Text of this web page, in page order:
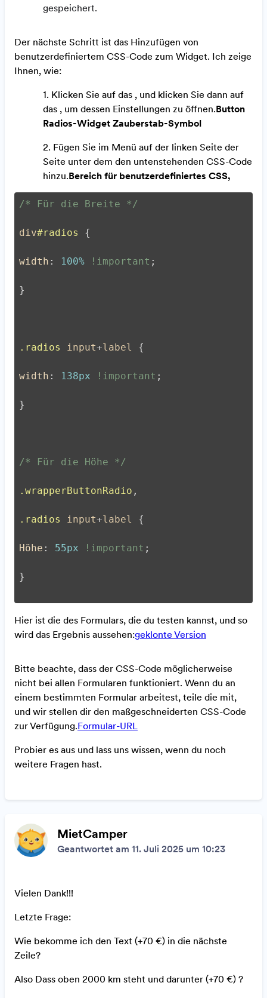
gespeichert.
Der nächste Schritt ist das Hinzufügen von
benutzerdefiniertem CSS-Code zum Widget. Ich zeige
Ihnen, wie:
1. Klicken Sie auf das , und klicken Sie dann auf
das , um dessen Einstellungen zu öffnen.Button
Radios-Widget Zauberstab-Symbol
2. Fügen Sie im Menü auf der linken Seite der
Seite unter dem den untenstehenden CSS-Code
hinzu.Bereich für benutzerdefiniertes CSS,
/* Für die Breite */
div#radios {
width : 100% !important ;
}
.radios input+label {
width : 138px !important ;
}
/* Für die Höhe */
.wrapperButtonRadio ,
.radios input+label {
Höhe : 55px !important ;
}
Hier ist die des Formulars, die du testen kannst, und so
wird das Ergebnis aussehen:geklonte Version
Bitte beachte, dass der CSS-Code möglicherweise
nicht bei allen Formularen funktioniert. Wenn du an
einem bestimmten Formular arbeitest, teile die mit,
und wir stellen dir den maßgeschneiderten CSS-Code
zur Verfügung.Formular-URL
Probier es aus und lass uns wissen, wenn du noch
weitere Fragen hast.
MietCamper
Geantwortet am 11. Juli 2025 um 10:23
Vielen Dank!!!
Letzte Frage:
Wie bekomme ich den Text (+70 €) in die nächste
Zeile?
Also Dass oben 2000 km steht und darunter (+70 €) ?